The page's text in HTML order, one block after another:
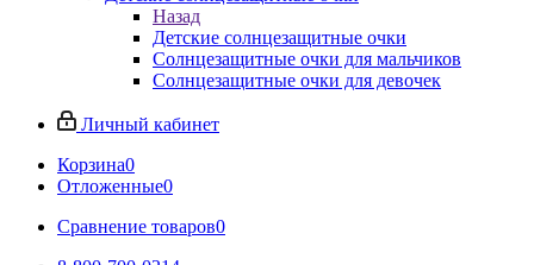
Назад
Детские солнцезащитные очки
Солнцезащитные очки для мальчиков
Солнцезащитные очки для девочек
Личный кабинет
Корзина0
Отложенные0
Сравнение товаров0